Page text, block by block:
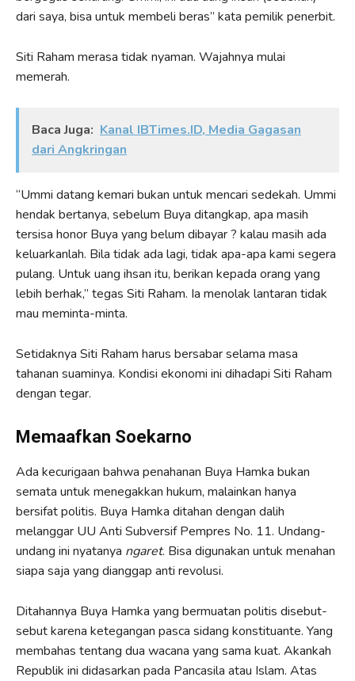
dari saya, bisa untuk membeli beras” kata pemilik penerbit.
Siti Raham merasa tidak nyaman. Wajahnya mulai
memerah.
Baca Juga: Kanal IBTimes.ID, Media Gagasan
dari Angkringan
“Ummi datang kemari bukan untuk mencari sedekah. Ummi
hendak bertanya, sebelum Buya ditangkap, apa masih
tersisa honor Buya yang belum dibayar ? kalau masih ada
keluarkanlah. Bila tidak ada lagi, tidak apa-apa kami segera
pulang. Untuk uang ihsan itu, berikan kepada orang yang
lebih berhak,” tegas Siti Raham. Ia menolak lantaran tidak
mau meminta-minta.
Setidaknya Siti Raham harus bersabar selama masa
tahanan suaminya. Kondisi ekonomi ini dihadapi Siti Raham
dengan tegar.
Memaafkan Soekarno
Ada kecurigaan bahwa penahanan Buya Hamka bukan
semata untuk menegakkan hukum, malainkan hanya
bersifat politis. Buya Hamka ditahan dengan dalih
melanggar UU Anti Subversif Pempres No. 11. Undang-
undang ini nyatanya ngaret. Bisa digunakan untuk menahan
siapa saja yang dianggap anti revolusi.
Ditahannya Buya Hamka yang bermuatan politis disebut-
sebut karena ketegangan pasca sidang konstituante. Yang
membahas tentang dua wacana yang sama kuat. Akankah
Republik ini didasarkan pada Pancasila atau Islam. Atas